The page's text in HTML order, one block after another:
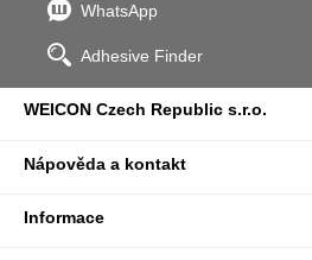
WhatsApp
Adhesive Finder
WEICON Czech Republic s.r.o.
Nápověda a kontakt
Informace